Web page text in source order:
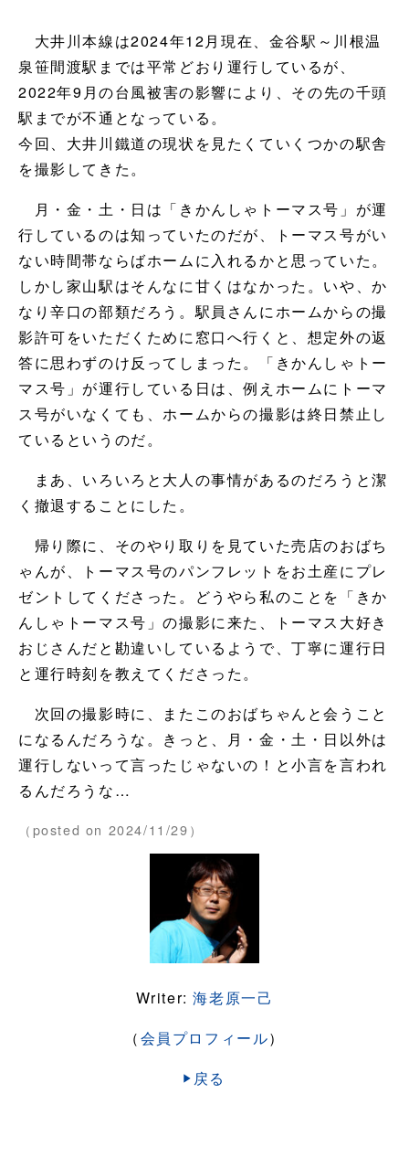
大井川本線は2024年12月現在、金谷駅～川根温
泉笹間渡駅までは平常どおり運行しているが、
2022年9月の台風被害の影響により、その先の千頭
駅までが不通となっている。
今回、大井川鐵道の現状を見たくていくつかの駅舎
を撮影してきた。
月・金・土・日は「きかんしゃトーマス号」が運
行しているのは知っていたのだが、トーマス号がい
ない時間帯ならばホームに入れるかと思っていた。
しかし家山駅はそんなに甘くはなかった。いや、か
なり辛口の部類だろう。駅員さんにホームからの撮
影許可をいただくために窓口へ行くと、想定外の返
答に思わずのけ反ってしまった。「きかんしゃトー
マス号」が運行している日は、例えホームにトーマ
ス号がいなくても、ホームからの撮影は終日禁止し
ているというのだ。
まあ、いろいろと大人の事情があるのだろうと潔
く撤退することにした。
帰り際に、そのやり取りを見ていた売店のおばち
ゃんが、トーマス号のパンフレットをお土産にプレ
ゼントしてくださった。どうやら私のことを「きか
んしゃトーマス号」の撮影に来た、トーマス大好き
おじさんだと勘違いしているようで、丁寧に運行日
と運行時刻を教えてくださった。
次回の撮影時に、またこのおばちゃんと会うこと
になるんだろうな。きっと、月・金・土・日以外は
運行しないって言ったじゃないの！と小言を言われ
るんだろうな…
（posted on 2024/11/29）
Writer:海老原一己
（会員プロフィール）
戻る